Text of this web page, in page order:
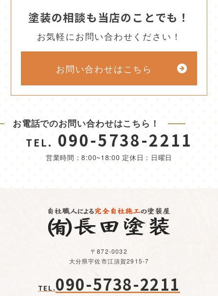
塗装の相談も当店のことでも！
お気軽にお問い合わせください！
お問い合わせはこちら
お電話でのお問い合わせはこちら！
TEL. 090-5738-2211
営業時間：8:00~18:00 定休日：日曜日
〒872-0032
大分県宇佐市江須賀2915-7
TEL.090-5738-2211